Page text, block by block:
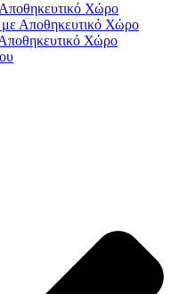
Χώρο
με Αποθηκευτικό Χώρο
Χώρο